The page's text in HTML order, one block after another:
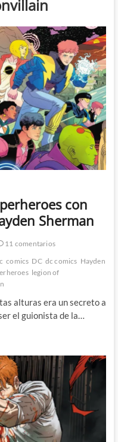
con
Sherman
11 comentarios
comics DC dc comics Hayden
legion of
alturas era un secreto a
el guionista de la…